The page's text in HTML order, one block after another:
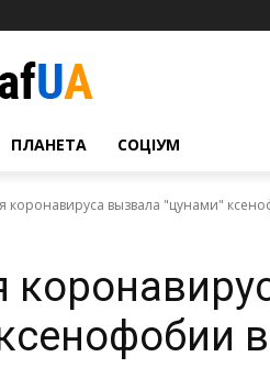
ПЛАНЕТА СОЦІУМ
коронавируса вызвала "цунами"